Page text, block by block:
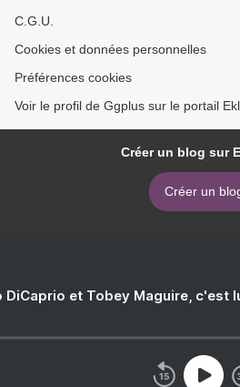
C.G.U.
Cookies et données personnelles
Préférences cookies
Voir le profil de Ggplus sur le portail
Créer un blog sur
Créer un
DiCaprio et Tobey Maguire, c'est